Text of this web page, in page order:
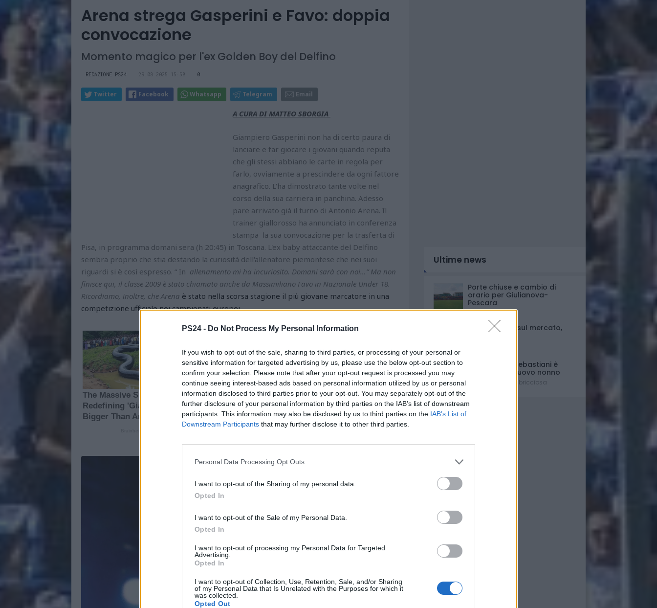
PS24 - Do Not Process My Personal Information
If you wish to opt-out of the sale, sharing to third parties, or processing of your personal or
sensitive information for targeted advertising by us, please use the below opt-out section to
confirm your selection. Please note that after your opt-out request is processed you may
continue seeing interest-based ads based on personal information utilized by us or personal
information disclosed to third parties prior to your opt-out. You may separately opt-out of the
further disclosure of your personal information by third parties on the IAB’s list of downstream
participants. This information may also be disclosed by us to third parties on the IAB’s List of
Downstream Participants that may further disclose it to other third parties.
Personal Data Processing Opt Outs
I want to opt-out of the Sharing of my personal data.
Opted In
I want to opt-out of the Sale of my Personal Data.
Opted In
I want to opt-out of processing my Personal Data for Targeted
Advertising.
Opted In
I want to opt-out of Collection, Use, Retention, Sale, and/or Sharing
of my Personal Data that Is Unrelated with the Purposes for which it
was collected.
Opted Out
Arena strega Gasperini e Favo: doppia
convocazione
Momento magico per l'ex Golden Boy del Delfino
REDAZIONE PS24 29.08.2025 15:58 0
Twitter Facebook Whatsapp Telegram Email
A CURA DI MATTEO SBORGIA
Giampiero Gasperini non ha di certo paura di
lanciare e far giocare i giovani quando reputa
che gli stessi abbiano le carte in regola per
farlo, ovviamente a prescindere da ogni fattore
anagrafico. L'ha dimostrato tante volte nel
corso della sua carriera in panchina. Adesso
pare arrivato già il turno di Antonio Arena. Il
trainer giallorosso ha annunciato in conferenza
stampa la sua convocazione per la trasferta di
Pisa, in programma domani sera (h 20:45) in Toscana. L'ex baby attaccante del Delfino
sembra proprio che stia destando la curiosità dell'allenatore piemontese che nei suoi
riguardi si è così espresso. “ In allenamento mi ha incuriosito. Domani sarà con noi…” Ma non
finisce qui, il classe 2009 è stato chiamato anche da Massimiliano Favo in Nazionale Under 18.
Ricordiamo, inoltre, che Arena è stato nella scorsa stagione il più giovane marcatore in una
competizione ufficiale nei campionati europei.
Ultime news
Porte chiuse e cambio di
orario per Giulianova-
Pescara
Ultim'ora
Fase di stallo sul mercato,
Il presidente Sebastiani è
diventato di nuovo nonno
È nato Lorenzo Labricciosa